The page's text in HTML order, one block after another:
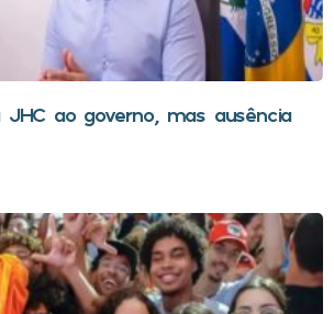
JHC ao governo, mas ausência